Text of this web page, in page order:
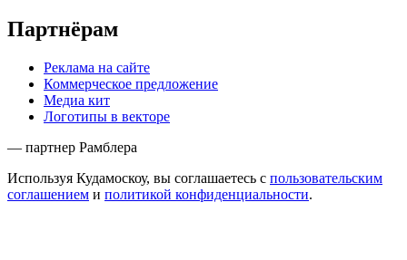
Партнёрам
Реклама на сайте
Коммерческое предложение
Медиа кит
Логотипы в векторе
— партнер Рамблера
Используя Кудамоскоу, вы соглашаетесь с пользовательским
соглашением и политикой конфиденциальности.